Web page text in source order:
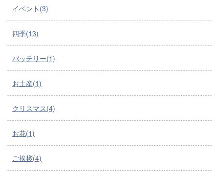
イベント(3)
四季(13)
バッテリー(1)
お土産(1)
クリスマス(4)
お花(1)
ご挨拶(4)